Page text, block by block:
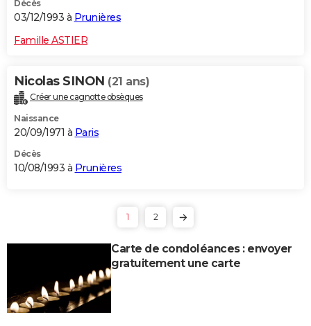
Décès
03/12/1993 à Prunières
Famille ASTIER
Nicolas SINON (21 ans)
Créer une cagnotte obsèques
Naissance
20/09/1971 à Paris
Décès
10/08/1993 à Prunières
1 2
Carte de condoléances : envoyer
gratuitement une carte